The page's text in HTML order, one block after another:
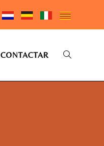
CONTACTAR